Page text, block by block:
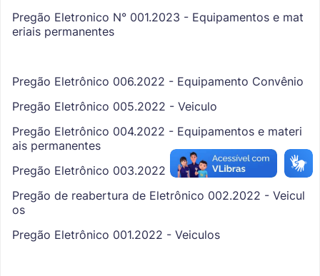
Pregão Eletronico N° 001.2023 - Equipamentos e mat
eriais permanentes
Pregão Eletrônico 006.2022 - Equipamento Convênio
Pregão Eletrônico 005.2022 - Veiculo
Pregão Eletrônico 004.2022 - Equipamentos e materi
ais permanentes
Pregão Eletrônico 003.2022 - Veiculos
Pregão de reabertura de Eletrônico 002.2022 - Veicul
os
Pregão Eletrônico 001.2022 - Veiculos